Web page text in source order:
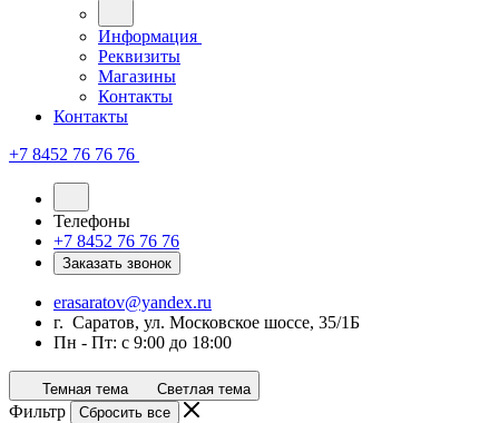
Информация
Реквизиты
Магазины
Контакты
Контакты
+7 8452 76 76 76
Телефоны
+7 8452 76 76 76
Заказать звонок
erasaratov@yandex.ru
г. Саратов, ул. Московское шоссе, 35/1Б
Пн - Пт: с 9:00 до 18:00
Темная тема Светлая тема
Фильтр Сбросить все